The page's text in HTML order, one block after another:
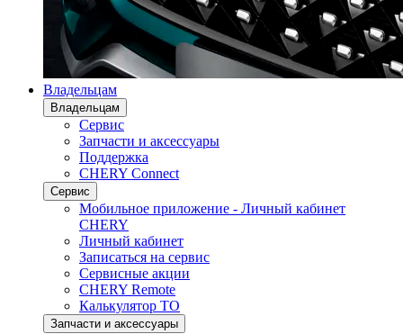
Владельцам
Владельцам
Сервис
Запчасти и аксессуары
Поддержка
CHERY Connect
Сервис
Мобильное приложение - Личный кабинет
CHERY
Личный кабинет
Записаться на сервис
Сервисные акции
CHERY Remote
Калькулятор ТО
Запчасти и аксессуары